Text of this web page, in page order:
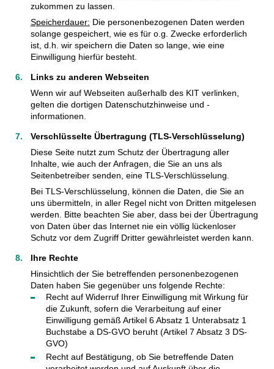
zukommen zu lassen.
Speicherdauer: Die personenbezogenen Daten werden
solange gespeichert, wie es für o.g. Zwecke erforderlich
ist, d.h. wir speichern die Daten so lange, wie eine
Einwilligung hierfür besteht.
Links zu anderen Webseiten
Wenn wir auf Webseiten außerhalb des KIT verlinken,
gelten die dortigen Datenschutzhinweise und -
informationen.
Verschlüsselte Übertragung (TLS-Verschlüsselung)
Diese Seite nutzt zum Schutz der Übertragung aller
Inhalte, wie auch der Anfragen, die Sie an uns als
Seitenbetreiber senden, eine TLS-Verschlüsselung.
Bei TLS-Verschlüsselung, können die Daten, die Sie an
uns übermitteln, in aller Regel nicht von Dritten mitgelesen
werden. Bitte beachten Sie aber, dass bei der Übertragung
von Daten über das Internet nie ein völlig lückenloser
Schutz vor dem Zugriff Dritter gewährleistet werden kann.
Ihre Rechte
Hinsichtlich der Sie betreffenden personenbezogenen
Daten haben Sie gegenüber uns folgende Rechte:
Recht auf Widerruf Ihrer Einwilligung mit Wirkung für
die Zukunft, sofern die Verarbeitung auf einer
Einwilligung gemäß Artikel 6 Absatz 1 Unterabsatz 1
Buchstabe a DS-GVO beruht (Artikel 7 Absatz 3 DS-
GVO)
Recht auf Bestätigung, ob Sie betreffende Daten